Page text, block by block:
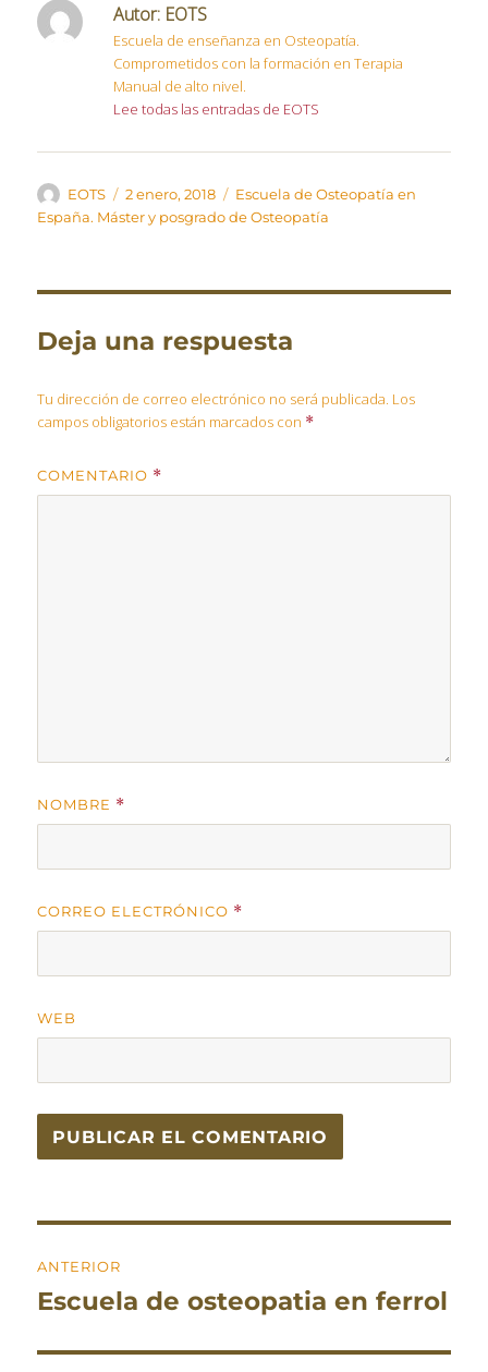
Autor: EOTS
Escuela de enseñanza en Osteopatía.
Comprometidos con la formación en Terapia
Manual de alto nivel.
Lee todas las entradas de EOTS
Autor
EOTS
Publicado
el
2 enero, 2018 Categorías
Escuela de Osteopatía en
España. Máster y posgrado de Osteopatía
Deja una respuesta
Tu dirección de correo electrónico no será publicada. Los
campos obligatorios están marcados con *
COMENTARIO *
NOMBRE *
CORREO ELECTRÓNICO *
WEB
de
ANTERIOR
Entrada
Escuela de osteopatia en ferrol